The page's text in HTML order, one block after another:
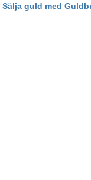
Sälja guld med